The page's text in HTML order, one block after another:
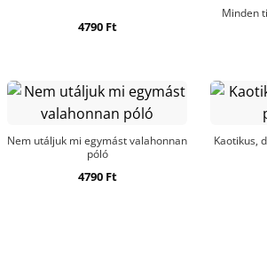
4790 Ft
Minden
Nem utáljuk mi egymást valahonnan
póló
4790 Ft
Kaotikus,